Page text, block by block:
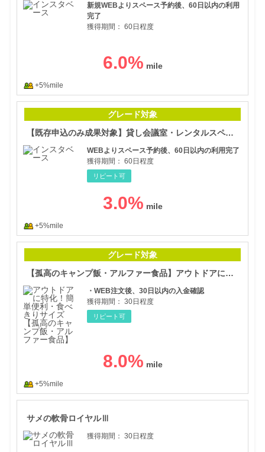
新規WEBよりスペース予約後、60日以内の利用
完了
獲得期間： 60日程度
6.0%
+5%mile
グレード対象
【既存申込のみ成果対象】貸し会議室・レンタルスペースの予約【インスタベース】申込促進プロモーション
WEBよりスペース予約後、60日以内の利用完了
獲得期間： 60日程度
リピート可
3.0%
+5%mile
グレード対象
【孤高のキャンプ飯・アルファー食品】アウトドアに特化！簡単便利・食べきりサイズ
・WEB注文後、30日以内の入金確認
獲得期間： 30日程度
リピート可
8.0%
+5%mile
サメの軟骨ロイヤルⅢ
獲得期間： 30日程度